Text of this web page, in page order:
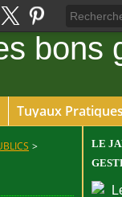
Tuyaux Pratiques
>
LE